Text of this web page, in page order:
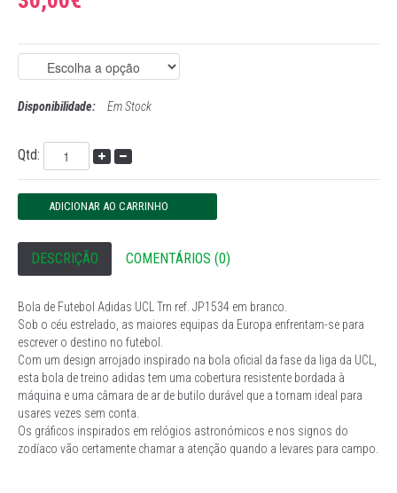
Disponibilidade: Em Stock
Qtd:
DESCRIÇÃO COMENTÁRIOS (0)
Bola de Futebol Adidas UCL Trn ref. JP1534 em branco.
Sob o céu estrelado, as maiores equipas da Europa enfrentam-se para
escrever o destino no futebol.
Com um design arrojado inspirado na bola oficial da fase da liga da UCL,
esta bola de treino adidas tem uma cobertura resistente bordada à
máquina e uma câmara de ar de butilo durável que a tornam ideal para
usares vezes sem conta.
Os gráficos inspirados em relógios astronómicos e nos signos do
zodíaco vão certamente chamar a atenção quando a levares para campo.